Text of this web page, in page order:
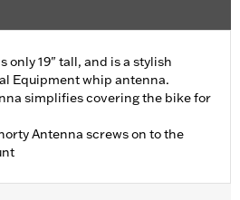
only 19" tall, and is a stylish
Equipment whip antenna.
simplifies covering the bike for
Antenna screws on to the